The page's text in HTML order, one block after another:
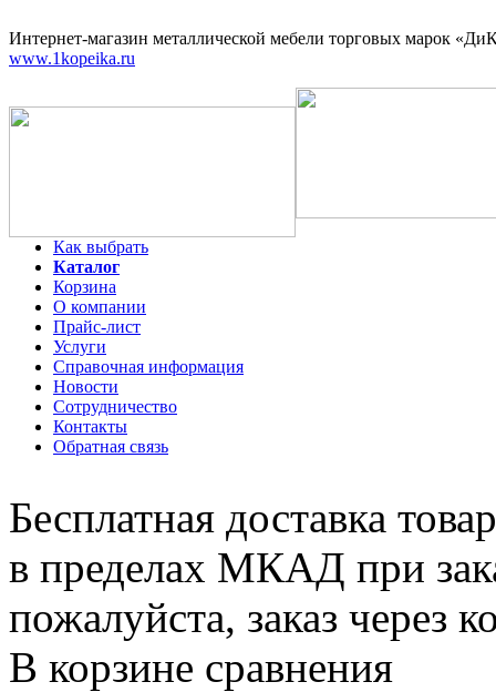
Интернет-магазин металлической мебели торговых марок
www.1kopeika.ru
Как выбрать
Каталог
Корзина
О компании
Прайс-лист
Услуги
Справочная информация
Новости
Сотрудничество
Контакты
Обратная связь
Бесплатная доставка
в пределах МКАД при
пожалуйста, заказ через
В корзине сравнения